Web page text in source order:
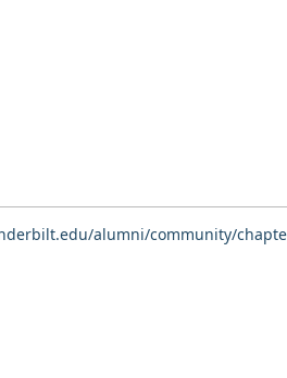
alumni/community/